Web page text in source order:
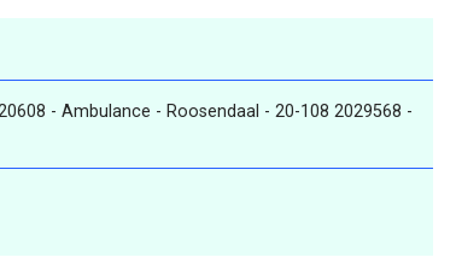
- Ambulance - Roosendaal - 20-108 2029568 -